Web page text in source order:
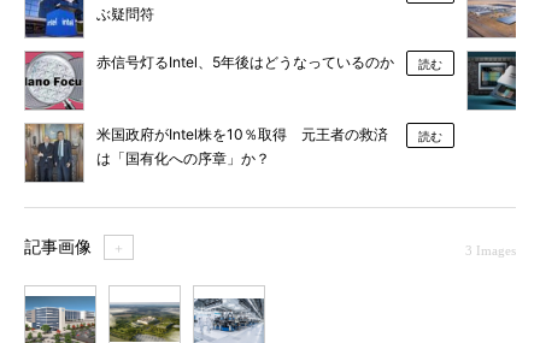
ぶ疑問符
赤信号灯るIntel、5年後はどうなっているのか 読む
米国政府がIntel株を10％取得 元王者の救済
は「国有化への序章」か？
読む
記事画像 ＋ 3 Images